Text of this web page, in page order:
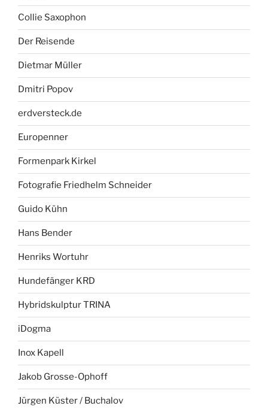
Collie Saxophon
Der Reisende
Dietmar Müller
Dmitri Popov
erdversteck.de
Europenner
Formenpark Kirkel
Fotografie Friedhelm Schneider
Guido Kühn
Hans Bender
Henriks Wortuhr
Hundefänger KRD
Hybridskulptur TRINA
iDogma
Inox Kapell
Jakob Grosse-Ophoff
Jürgen Küster / Buchalov